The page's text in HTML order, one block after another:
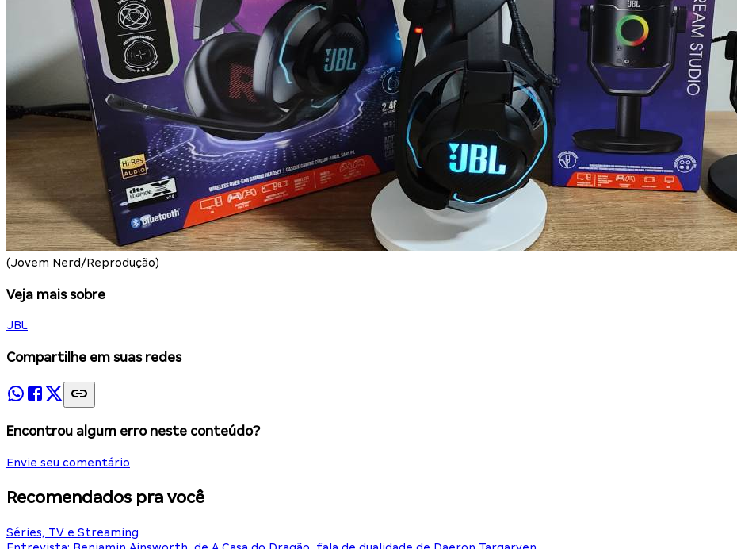
(Jovem Nerd/Reprodução)
Veja mais sobre
JBL
Compartilhe em suas redes
Encontrou algum erro neste conteúdo?
Envie seu comentário
Recomendados pra você
Séries, TV e Streaming